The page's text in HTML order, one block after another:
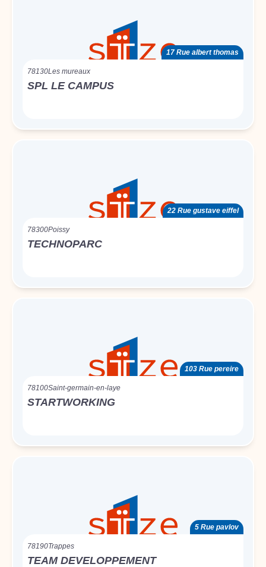
17 Rue albert thomas
78130Les mureaux
SPL LE CAMPUS
22 Rue gustave eiffel
78300Poissy
TECHNOPARC
103 Rue pereire
78100Saint-germain-en-laye
STARTWORKING
5 Rue pavlov
78190Trappes
TEAM DEVELOPPEMENT